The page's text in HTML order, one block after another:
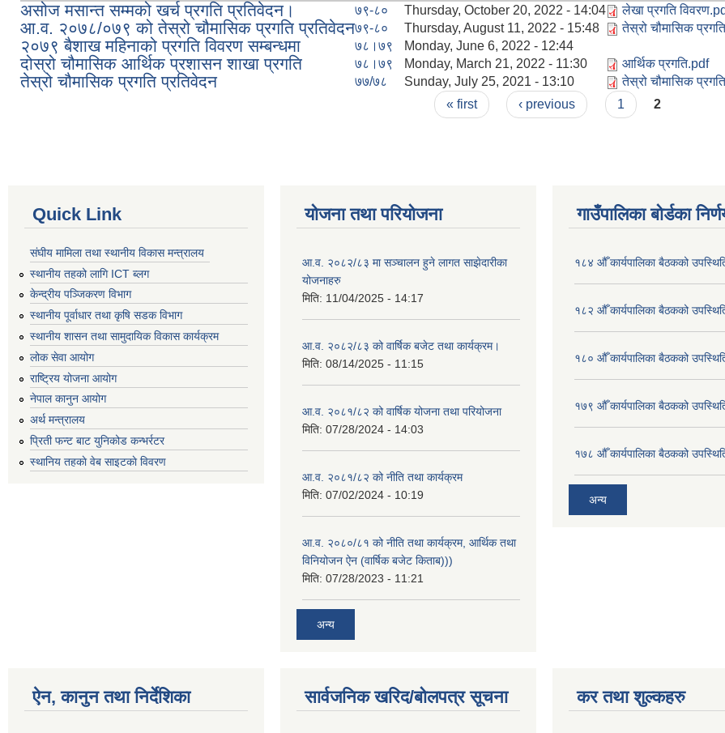
असोज मसान्त सम्मको खर्च प्रगति प्रतिवेदन। ७९-८० Thursday, October 20, 2022 - 14:04 लेखा प्रगति
आ.व. २०७८/०७९ को तेस्रो चौमासिक प्रगति प्रतिवेदन७९-८० Thursday, August 11, 2022 - 15:48 तेस्रो चौमासिक
२०७९ बैशाख महिनाको प्रगति विवरण सम्बन्धमा ७८।७९ Monday, June 6, 2022 - 12:44
दोस्रो चौमासिक आर्थिक प्रशासन शाखा प्रगति ७८।७९ Monday, March 21, 2022 - 11:30 आर्थिक प्रगति.pdf
तेस्रो चौमासिक प्रगति प्रतिवेदन ७७/७८ Sunday, July 25, 2021 - 13:10 तेस्रो चौमासिक
« first ‹ previous 1 2
Quick Link
संघीय मामिला तथा स्थानीय विकास मन्त्रालय
स्थानीय तहको लागि ICT ब्लग
केन्द्रीय पञ्जिकरण विभाग
स्थानीय पूर्वाधार तथा कृषि सडक विभाग
स्थानीय शासन तथा सामुदायिक विकास कार्यक्रम
लोक सेवा आयोग
राष्ट्रिय योजना आयोग
नेपाल कानुन आयोग
अर्थ मन्त्रालय
प्रिती फन्ट बाट युनिकोड कन्भर्रटर
स्थानिय तहकाे वेब साइटकाे विवरण
योजना तथा परियोजना
आ.व. २०८२/८३ मा सञ्चालन हुने लागत साझेदारीका
योजनाहरु
मिति: 11/04/2025 - 14:17
आ.व. २०८२/८३ को वार्षिक बजेट तथा कार्यक्रम।
मिति: 08/14/2025 - 11:15
आ.व. २०८१/८२ को वार्षिक योजना तथा परियोजना
मिति: 07/28/2024 - 14:03
आ.व. २०८१/८२ को नीति तथा कार्यक्रम
मिति: 07/02/2024 - 10:19
आ.व. २०८०/८१ को नीति तथा कार्यक्रम, आर्थिक तथा
विनियोजन ऐन (वार्षिक बजेट किताब)))
मिति: 07/28/2023 - 11:21
अन्य
गाउँपालिका बोर्डका
१८४ औँ कार्यपालिका बैठकको
१८२ औँ कार्यपालिका बैठकको
१८० औँ कार्यपालिका बैठकको
१७९ औँ कार्यपालिका बैठकको
१७८ औँ कार्यपालिका बैठकको
अन्य
ऐन, कानुन तथा निर्देशिका सार्वजनिक खरिद/बोलपत्र सूचना कर तथा शुल्कहरु